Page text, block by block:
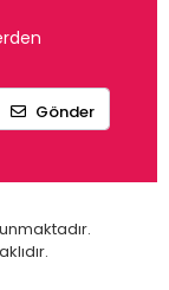
Gönder